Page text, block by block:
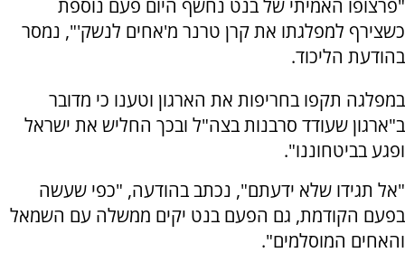
"פרצופו האמיתי של בנט נחשף היום פעם נוספת
כשצירף למפלגתו את קרן טרנר מ'אחים לנשק'", נמסר
בהודעת הליכוד.
במפלגה תקפו בחריפות את הארגון וטענו כי מדובר
ב"ארגון שעודד סרבנות בצה"ל ובכך החליש את ישראל
ופגע בביטחוננו".
"אל תגידו שלא ידעתם", נכתב בהודעה, "כפי שעשה
בפעם הקודמת, גם הפעם בנט יקים ממשלה עם השמאל
והאחים המוסלמים".